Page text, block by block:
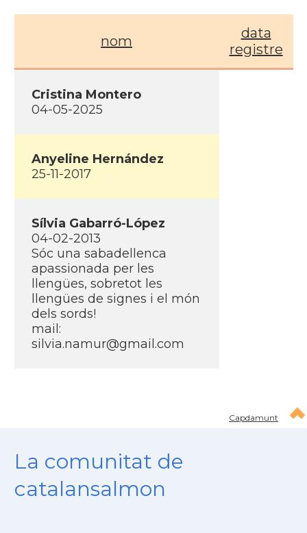
nom
data
registre
Cristina Montero
04-05-2025
Anyeline Hernández
25-11-2017
Sí­lvia Gabarró-López
04-02-2013
Sóc una sabadellenca
apassionada per les
llengües, sobretot les
llengües de signes i el món
dels sords!
mail:
silvia.namur@gmail.com
Capdamunt
La comunitat de
catalansalmon